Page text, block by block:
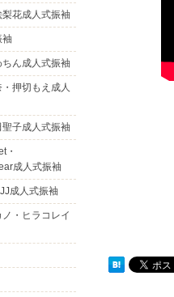
花成人式振袖
ん成人式振袖
押切もえ成人
子成人式振袖
・
成人式振袖
成人式振袖
・ヒラコレイ